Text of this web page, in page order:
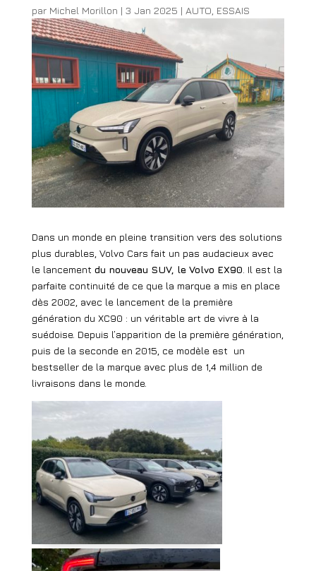
par Michel Morillon | 3 Jan 2025 | AUTO ESSAIS
Dans un monde en pleine transition vers des solutions
plus durables, Volvo Cars fait un pas audacieux avec
le lancement du nouveau SUV, le Volvo EX90. Il est la
parfaite continuité de ce que la marque a mis en place
dès 2002, avec le lancement de la première
génération du XC90 : un véritable art de vivre à la
suédoise. Depuis l’apparition de la première génération,
puis de la seconde en 2015, ce modèle est un
bestseller de la marque avec plus de 1,4 million de
livraisons dans le monde.